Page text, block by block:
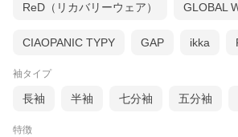
ReD（リカバリーウェア） GLOBAL
CIAOPANIC TYPY GAP ikka
袖タイプ
長袖 半袖 七分袖 五分袖
特徴